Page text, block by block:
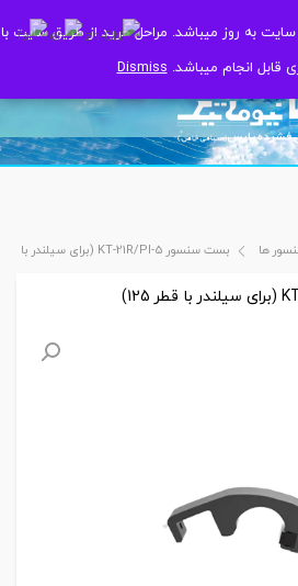
به روز میباشد. مراحل خرید از طریق سایت با
قابل انجام میباشد.Dismiss
به روز میباشد. مراحل خرید از طریق سایت با
قابل انجام میباشد.Dismiss
ها بست سنسور KT-21R/PI-5 (برای سیلندر با قطر 125)